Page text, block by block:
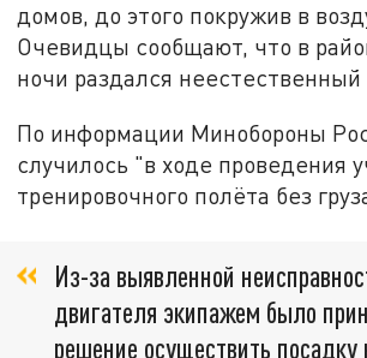
домов, до этого покружив в
Очевидцы сообщают, что в
ночи раздался неестественный
По информации Минобороны
случилось "в ходе проведения
тренировочного полёта без
Из-за выявленной
двигателя экипажем было
решение осуществить посадку